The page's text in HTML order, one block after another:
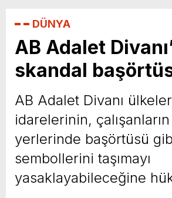
DÜNYA
AB Adalet
skandal
AB Adalet Divanı
idarelerinin,
yerlerinde başörtüsü
sembollerini taşımayı
yasaklayabileceğine